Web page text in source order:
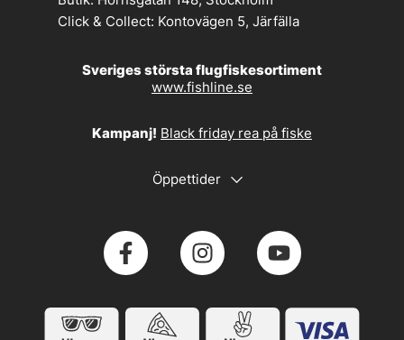
Click & Collect: Kontovägen 5, Järfälla
Sveriges största flugfiskesortiment
www.fishline.se
Kampanj! Black friday rea på fiske
Öppettider